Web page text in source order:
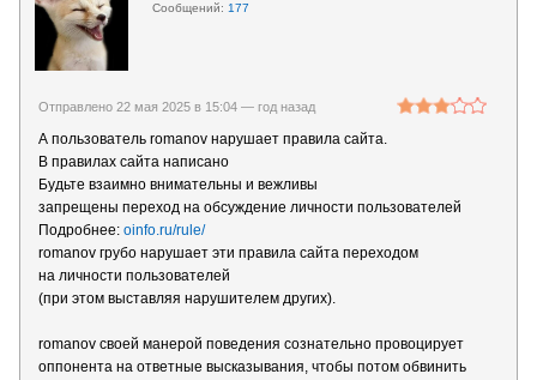
177
Отправлено 22 мая 2025 в 15:04 — год назад
А пользователь romanov нарушает правила сайта.
В правилах сайта написано
Будьте взаимно внимательны и вежливы
запрещены переход на обсуждение личности пользователей
Подробнее: oinfo.ru/rule/
romanov грубо нарушает эти правила сайта переходом
на личности пользователей
(при этом выставляя нарушителем других).
romanov своей манерой поведения сознательно провоцирует
оппонента на ответные высказывания, чтобы потом обвинить